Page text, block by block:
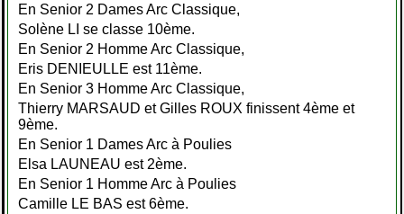
En Senior 2 Dames Arc Classique,
Solène LI se classe 10ème.
En Senior 2 Homme Arc Classique,
Eris DENIEULLE est 11ème.
En Senior 3 Homme Arc Classique,
Thierry MARSAUD et Gilles ROUX finissent 4ème et
9ème.
En Senior 1 Dames Arc à Poulies
Elsa LAUNEAU est 2ème.
En Senior 1 Homme Arc à Poulies
Camille LE BAS est 6ème.